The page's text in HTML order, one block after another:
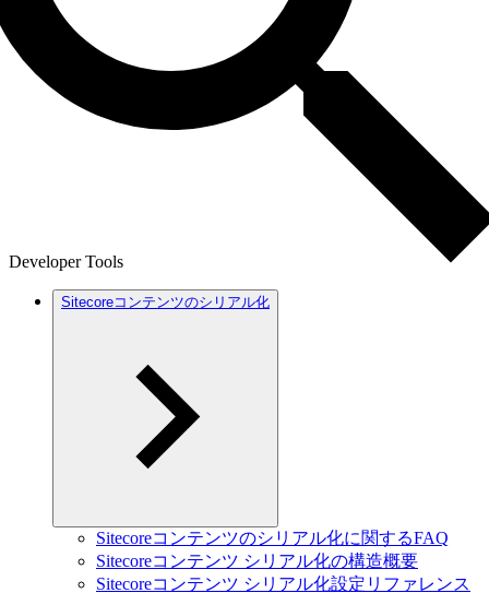
Developer Tools
Sitecoreコンテンツのシリアル化
Sitecoreコンテンツのシリアル化に関するFAQ
Sitecoreコンテンツ シリアル化の構造概要
Sitecoreコンテンツ シリアル化設定リファレンス